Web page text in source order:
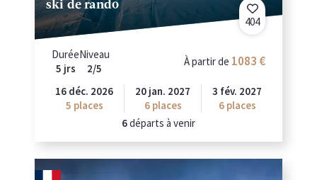
ski de rando
404
Durée
5 jrs
Niveau
2/5
À partir de 1083
16 déc. 2026
5 places
20 jan. 2027
6places
3 fév. 2027
6places
6départs à venir